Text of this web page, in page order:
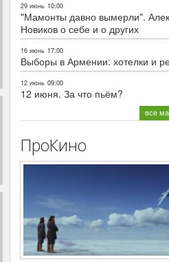
29 июнь 10:00
"Мамонты давно вымерли".
Новиков о себе и о других
16 июнь 17:00
Выборы в Армении: хотелки и
12 июнь 09:00
12 июня. За что пьём?
все
ПроКино